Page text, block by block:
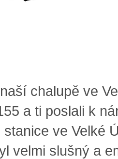
chalupě ve
a ti poslali k
ve Velké
velmi slušný a